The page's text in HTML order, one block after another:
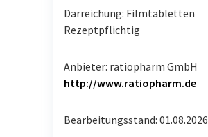
Darreichung: Filmtabletten
Rezeptpflichtig
Anbieter: ratiopharm GmbH
http://www.ratiopharm.de
Bearbeitungsstand: 01.08.2026